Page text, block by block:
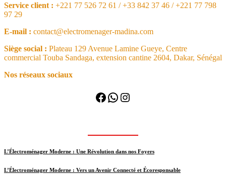
Service client : +221 77 526 72 61 / +33 842 37 46 / +221 77 798
97 29
E-mail : contact@electromenager-madina.com
Siège social : Plateau 129 Avenue Lamine Gueye, Centre
commercial Touba Sandaga, extension cantine 2604, Dakar, Sénégal
Nos réseaux sociaux
Facebook
WhatsApp
Instagram
L’Électroménager Moderne : Une Révolution dans nos Foyers
L’Électroménager Moderne : Vers un Avenir Connecté et Écoresponsable